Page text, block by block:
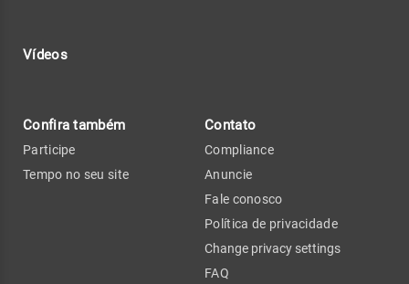
Vídeos
Confira também
Participe
Tempo no seu site
Contato
Compliance
Anuncie
Fale conosco
Política de privacidade
Change privacy settings
FAQ